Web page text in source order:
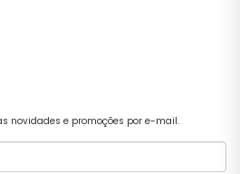
novidades e promoções por e-mail.